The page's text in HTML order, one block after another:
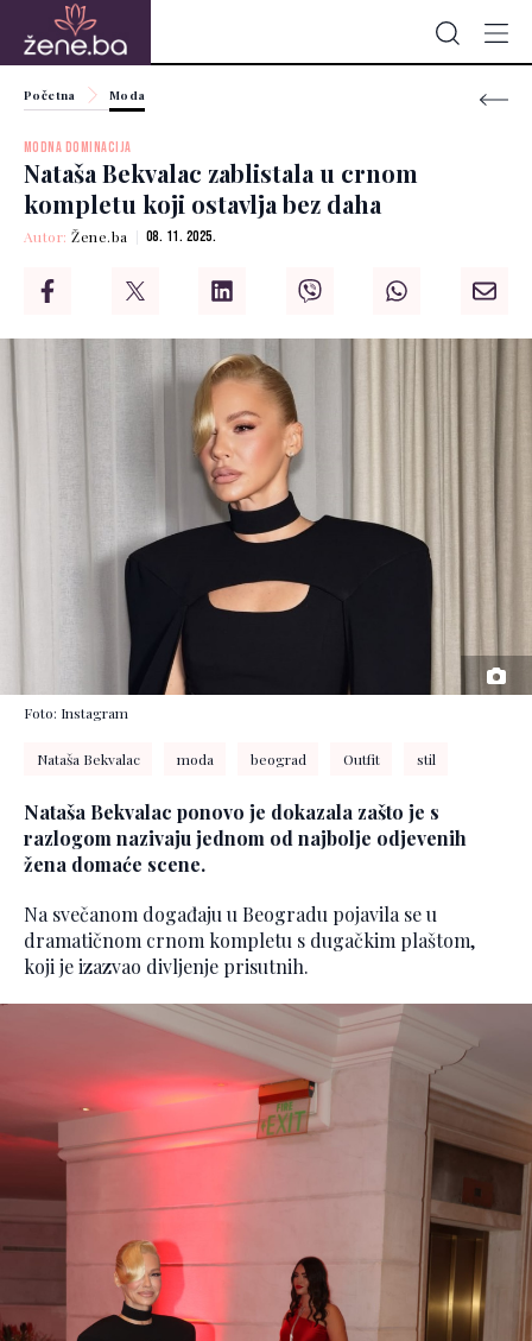
Početna Moda
MODNA DOMINACIJA
Nataša Bekvalac zablistala u crnom
kompletu koji ostavlja bez daha
Autor:Žene.ba 08. 11. 2025.
Foto: Instagram
Nataša Bekvalac moda beograd Outfit stil
Nataša Bekvalac ponovo je dokazala zašto je s
razlogom nazivaju jednom od najbolje odjevenih
žena domaće scene.
Na svečanom događaju u Beogradu pojavila se u
dramatičnom crnom kompletu s dugačkim plaštom,
koji je izazvao divljenje prisutnih.